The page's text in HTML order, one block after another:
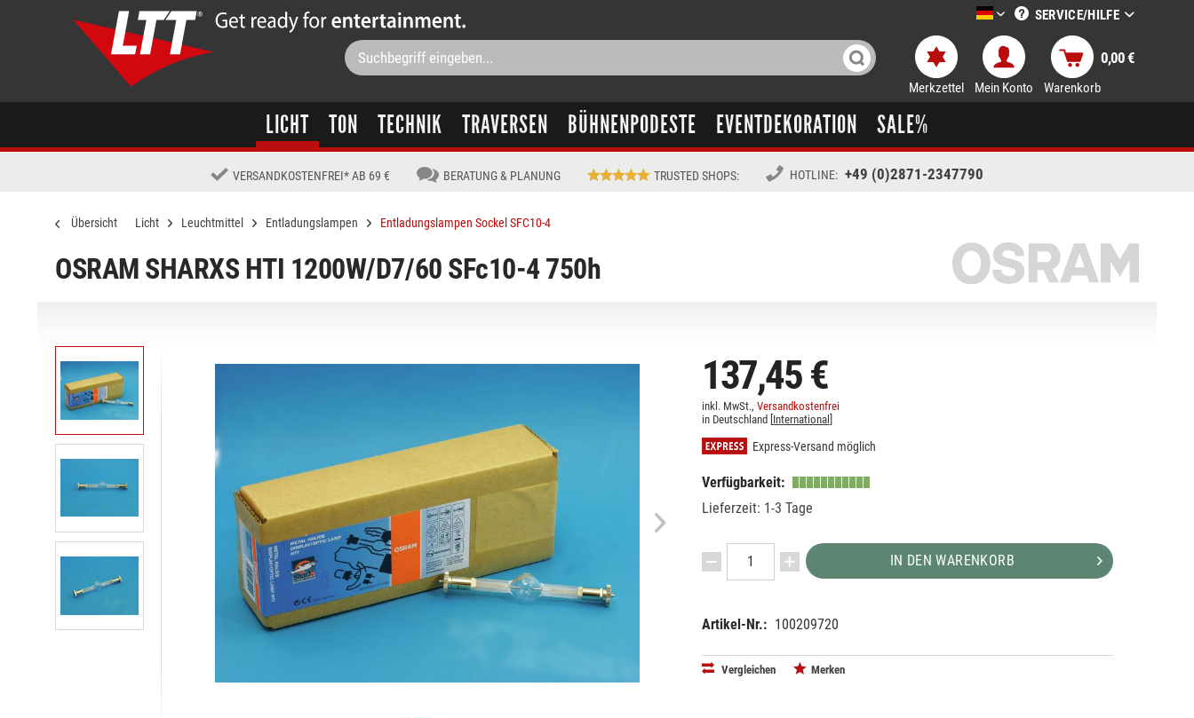
LTT-Versand deutsch
SERVICE/HILFE
Merkzettel Mein Konto Warenkorb
0,00 €
LICHT TON TECHNIK TRAVERSEN BÜHNENPODESTE EVENTDEKORATION SALE%
VERSANDKOSTENFREI* AB 69 € BERATUNG & PLANUNG TRUSTED SHOPS: HOTLINE: +49 (0)2871-2347790
Übersicht Licht Leuchtmittel Entladungslampen Entladungslampen Sockel SFC10-4
OSRAM SHARXS HTI 1200W/D7/60 SFc10-4 750h
137,45 €
inkl. MwSt., Versandkostenfrei
in Deutschland [International]
Express-Versand möglich
Verfügbarkeit:
Lieferzeit: 1-3 Tage
IN DEN WARENKORB
Artikel-Nr.: 100209720
Vergleichen Merken